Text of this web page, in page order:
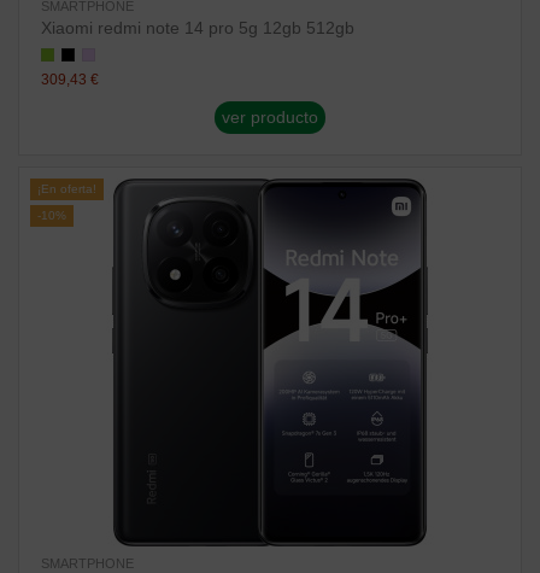
SMARTPHONE
Xiaomi redmi note 14 pro 5g 12gb 512gb
309,43 €
ver producto
¡En oferta!
-10%
SMARTPHONE